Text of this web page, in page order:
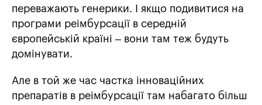
переважають генерики. І якщо подивитися на
програми реімбурсації в середній
європейській країні – вони там теж будуть
домінувати.
Але в той же час частка інноваційних
препаратів в реімбурсації там набагато більш